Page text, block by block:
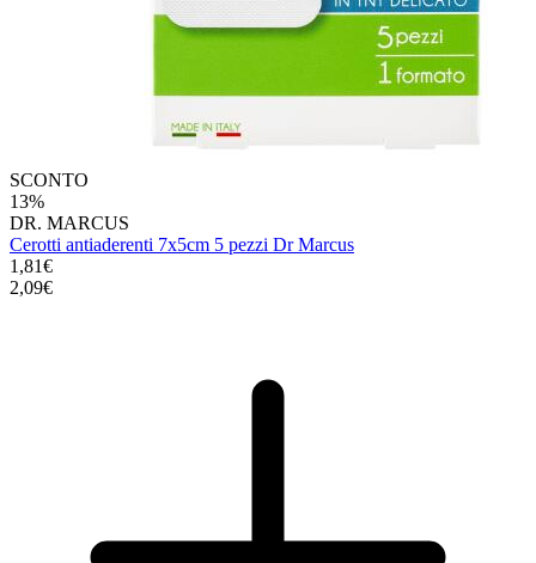
SCONTO
13%
DR. MARCUS
Cerotti antiaderenti 7x5cm 5 pezzi Dr Marcus
1,81€
2,09€